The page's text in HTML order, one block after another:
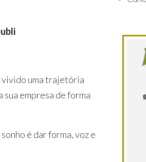
uma trajetória
empresa de forma
é dar forma, voz e